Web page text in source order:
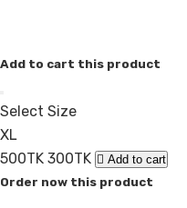
Add to cart this product
Select Size
XL
500TK 300TK
Add to cart
Order now this product